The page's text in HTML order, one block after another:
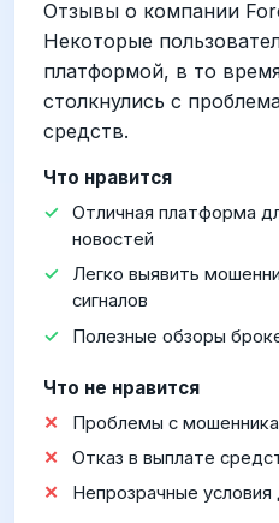
Отзывы о компании
Некоторые
платформой, в то
столкнулись с
средств.
Что нравится
Отличная платформа
новостей
Легко выявить
сигналов
Полезные обзоры
Что не нравится
Проблемы с
Отказ в выплате
Непрозрачные условия